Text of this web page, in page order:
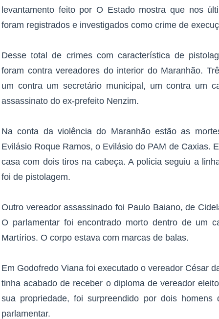
levantamento feito por O Estado mostra que nos
foram registrados e investigados como crime de
Desse total de crimes com característica de
foram contra vereadores do interior do Maranhão.
um contra um secretário municipal, um contra um
assassinato do ex-prefeito Nenzim.
Na conta da violência do Maranhão estão as
Evilásio Roque Ramos, o Evilásio do PAM de Caxias.
casa com dois tiros na cabeça. A polícia seguiu a
foi de pistolagem.
Outro vereador assassinado foi Paulo Baiano, de
O parlamentar foi encontrado morto dentro de um
Martírios. O corpo estava com marcas de balas.
Em Godofredo Viana foi executado o vereador César
tinha acabado de receber o diploma de vereador
sua propriedade, foi surpreendido por dois
parlamentar.